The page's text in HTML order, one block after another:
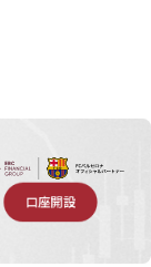
口座開設